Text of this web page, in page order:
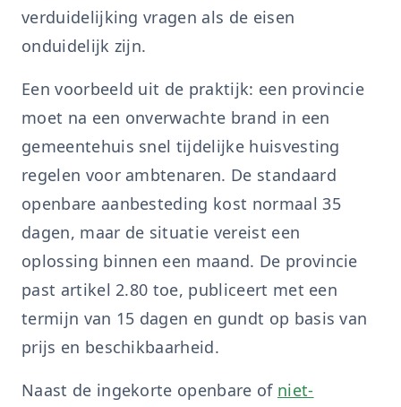
verduidelijking vragen als de eisen
onduidelijk zijn.
Een voorbeeld uit de praktijk: een provincie
moet na een onverwachte brand in een
gemeentehuis snel tijdelijke huisvesting
regelen voor ambtenaren. De standaard
openbare aanbesteding kost normaal 35
dagen, maar de situatie vereist een
oplossing binnen een maand. De provincie
past artikel 2.80 toe, publiceert met een
termijn van 15 dagen en gundt op basis van
prijs en beschikbaarheid.
Naast de ingekorte openbare of niet-